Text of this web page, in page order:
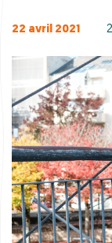
22 avril 2021